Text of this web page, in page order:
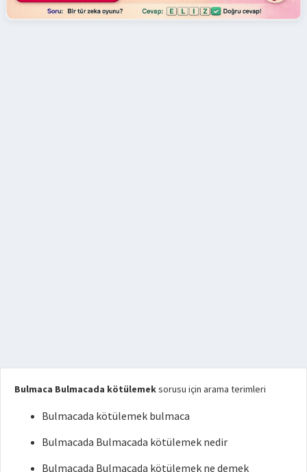
Bulmaca Bulmacada kötülemeksorusu için arama terimleri
Bulmacada kötülemek bulmaca
Bulmacada Bulmacada kötülemek nedir
Bulmacada Bulmacada kötülemek ne demek